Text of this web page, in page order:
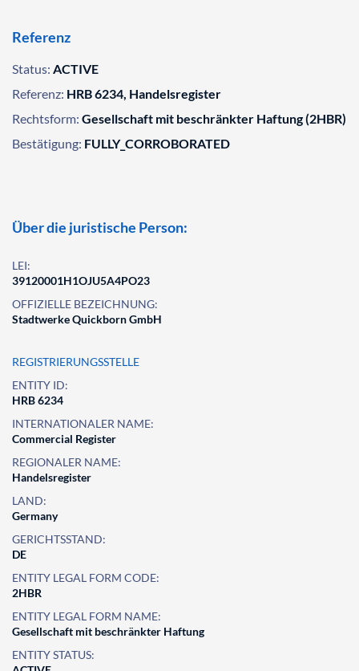
Referenz
Status: ACTIVE
Referenz: HRB 6234, Handelsregister
Rechtsform: Gesellschaft mit beschränkter Haftung (2HBR)
Bestätigung: FULLY_CORROBORATED
Über die juristische Person:
LEI:
39120001H1OJU5A4PO23
OFFIZIELLE BEZEICHNUNG:
Stadtwerke Quickborn GmbH
REGISTRIERUNGSSTELLE
ENTITY ID:
HRB 6234
INTERNATIONALER NAME:
Commercial Register
REGIONALER NAME:
Handelsregister
LAND:
Germany
GERICHTSSTAND:
DE
ENTITY LEGAL FORM CODE:
2HBR
ENTITY LEGAL FORM NAME:
Gesellschaft mit beschränkter Haftung
ENTITY STATUS: